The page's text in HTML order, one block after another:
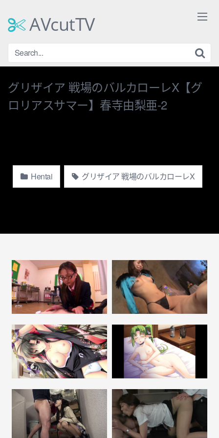
contentAVcutTV
グリザイア 戦場のバルカローレX【グ
ロリアスサマー】春寺由梨亜-2
Hentai グリザイア 戦場のバルカローレX